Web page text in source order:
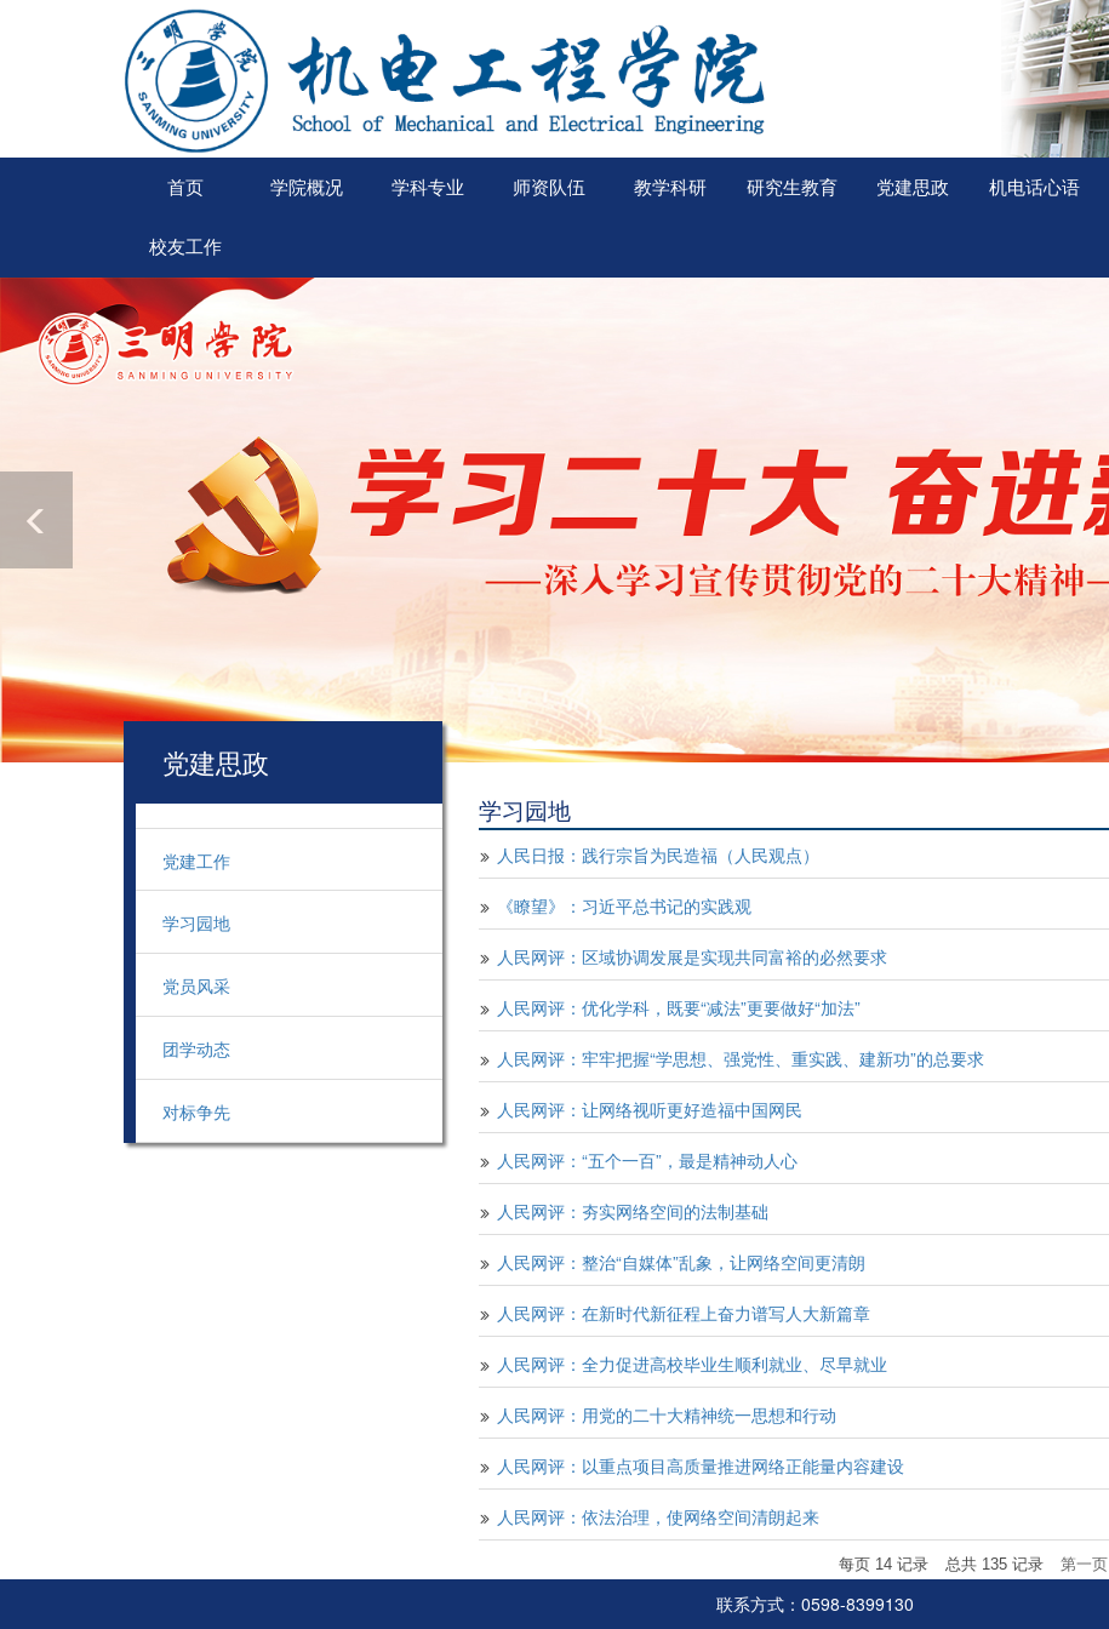
首页 学院概况 学科专业 师资队伍 教学科研 研究生教育 党建思政 机电话心语
校友工作
党建思政
党建工作
学习园地
党员风采
团学动态
对标争先
学习园地
 人民日报：践行宗旨为民造福（人民观点）
 《瞭望》：习近平总书记的实践观
 人民网评：区域协调发展是实现共同富裕的必然要求
 人民网评：优化学科，既要“减法”更要做好“加法”
 人民网评：牢牢把握“学思想、强党性、重实践、建新功”的总要求
 人民网评：让网络视听更好造福中国网民
 人民网评：“五个一百”，最是精神动人心
 人民网评：夯实网络空间的法制基础
 人民网评：整治“自媒体”乱象，让网络空间更清朗
 人民网评：在新时代新征程上奋力谱写人大新篇章
 人民网评：全力促进高校毕业生顺利就业、尽早就业
 人民网评：用党的二十大精神统一思想和行动
 人民网评：以重点项目高质量推进网络正能量内容建设
 人民网评：依法治理，使网络空间清朗起来
每页 14 记录 总共 135 记录 第一页
联系方式：0598-8399130